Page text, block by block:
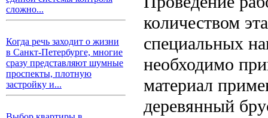
сложно...
Когда речь заходит о жизни
в Санкт-Петербурге, многие
сразу представляют шумные
проспекты, плотную
застройку и...
количеством
специальных
необходимо
материал
деревянный